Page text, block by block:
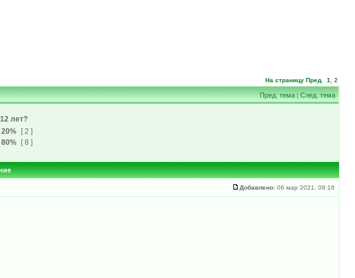
На страницу Пред. 1 2
Пред. тема|След. тема
лет?
20% [ 2 ]
80% [ 8 ]
Добавлено: 06 мар 2021, 09:16